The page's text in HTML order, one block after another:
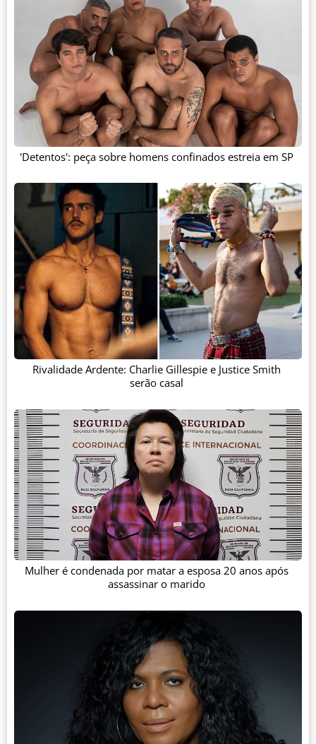
'Detentos': peça sobre homens confinados estreia em SP
Rivalidade Ardente: Charlie Gillespie e Justice Smith
serão casal
Mulher é condenada por matar a esposa 20 anos após
assassinar o marido